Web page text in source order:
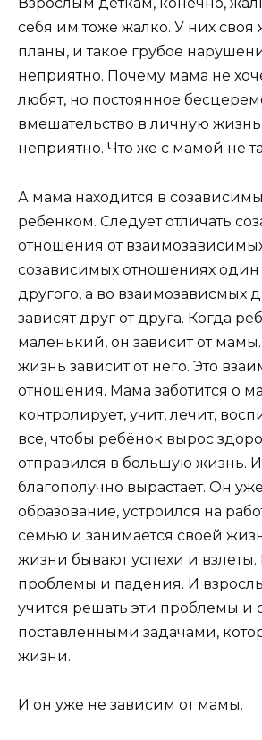
Взрослым деткам, конечно,
себя им тоже жалко. У них своя
планы, и такое грубое
неприятно. Почему мама не
любят, но постоянное
вмешательство в личную
неприятно. Что же с мамой не
А мама находится в
ребенком. Следует отличать
отношения от
созависимых отношениях один
другого, а во взаимозависмых
зависят друг от друга. Когда
маленький, он зависит от
жизнь зависит от него. Это
отношения. Мама заботится о
контролирует, учит, лечит,
все, чтобы ребёнок вырос
отправился в большую жизнь.
благополучно вырастает. Он
образование, устроился на
семью и занимается своей
жизни бывают успехи и
проблемы и падения. И
учится решать эти проблемы и
поставленными задачами,
жизни.
И он уже не зависим от мамы.